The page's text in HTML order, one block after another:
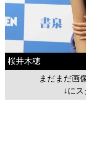
桜井木穂
まだまだ画
↓に